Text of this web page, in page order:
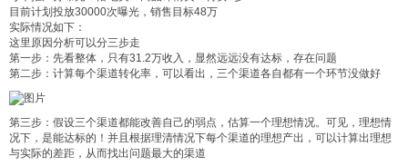
目前计划投放30000次曝光，销售目标48万
实际情况如下：
这里原因分析可以分三步走
第一步：先看整体，只有31.2万收入，显然远远没有达标，存在问题
第二步：计算每个渠道转化率，可以看出，三个渠道各自都有一个环节没做好
第三步：假设三个渠道都能改善自己的弱点，估算一个理想情况。可见，理想情
况下，是能达标的！并且根据理清情况下每个渠道的理想产出，可以计算出理想
与实际的差距，从而找出问题最大的渠道